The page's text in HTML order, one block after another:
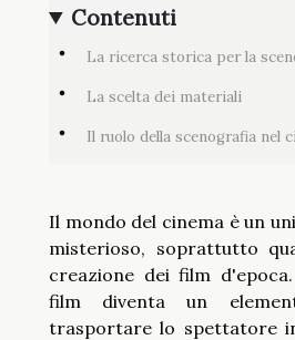
Contenuti
La ricerca storica per la
La scelta dei materiali
Il ruolo della scenografia nel
Il mondo del cinema è un
misterioso, soprattutto
creazione dei film
film diventa un
trasportare lo spettatore